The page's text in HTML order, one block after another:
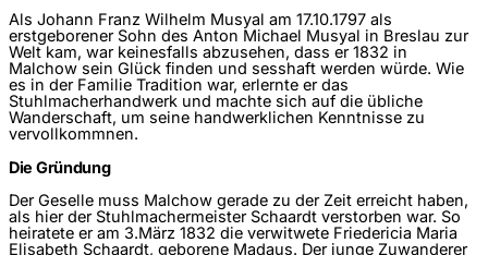
Als Johann Franz Wilhelm Musyal am 17.10.1797 als
erstgeborener Sohn des Anton Michael Musyal in Breslau zur
Welt kam, war keinesfalls abzusehen, dass er 1832 in
Malchow sein Glück finden und sesshaft werden würde. Wie
es in der Familie Tradition war, erlernte er das
Stuhlmacherhandwerk und machte sich auf die übliche
Wanderschaft, um seine handwerklichen Kenntnisse zu
vervollkommnen.
Die Gründung
Der Geselle muss Malchow gerade zu der Zeit erreicht haben,
als hier der Stuhlmachermeister Schaardt verstorben war. So
heiratete er am 3.März 1832 die verwitwete Friedericia Maria
Elisabeth Schaardt, geborene Madaus. Der junge Zuwanderer